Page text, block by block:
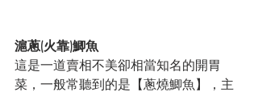
滬蔥(火靠)鯽魚
這是一道賣相不美卻相當知名的開胃
菜，一般常聽到的是【蔥燒鯽魚】，主